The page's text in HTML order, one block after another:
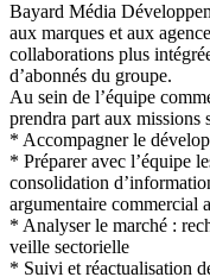
Bayard Média
aux marques et aux
collaborations plus
d’abonnés du groupe.
Au sein de l’équipe
prendra part aux missions
* Accompagner le
* Préparer avec l’équipe
consolidation
argumentaire commercial
* Analyser le marché :
veille sectorielle
* Suivi et réactualisation